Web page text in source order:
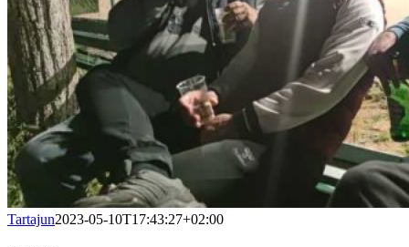
Tartajun2023-05-10T17:43:27+02:00